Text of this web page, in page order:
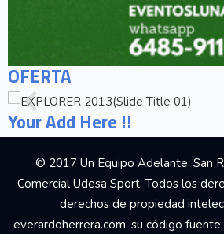
OFERTA
Your Add Here !!
© 2017 Un Equipo Adelante, San
Comercial Udesa Sport. Todos los
derechos de propiedad
everardoherrera.com, su código